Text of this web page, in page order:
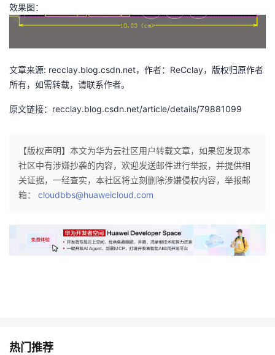
的
课
我
的
证
我
实
的
藏
技
术
支
持
的
云
声
建
效果图：
文章来源: recclay.blog.csdn.net，作者：ReCclay，版权归原作者
所有，如需转载，请联系作者。
原文链接：recclay.blog.csdn.net/article/details/79881099
【版权声明】本文为华为云社区用户转载文章，如果您发现本
社区中有涉嫌抄袭的内容，欢迎发送邮件进行举报，并提供相
关证据，一经查实，本社区将立刻删除涉嫌侵权内容，举报邮
箱： cloudbbs@huaweicloud.com
热门推荐